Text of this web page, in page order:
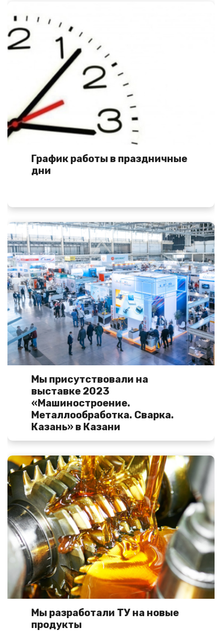
График работы в праздничные
дни
Мы присутствовали на
выставке 2023
«Машиностроение.
Металлообработка. Сварка.
Казань» в Казани
Мы разработали ТУ на новые
продукты